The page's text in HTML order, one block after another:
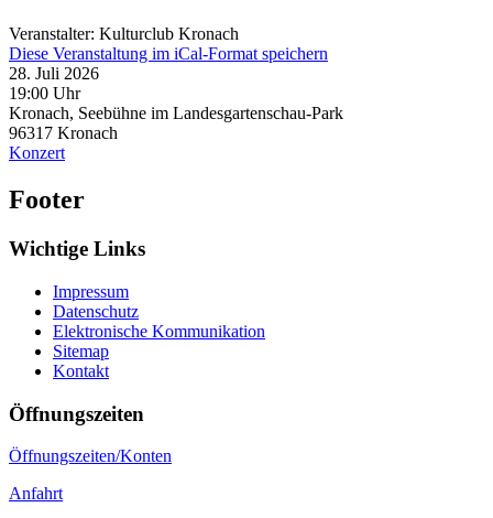
Veranstalter: Kulturclub Kronach
Diese Veranstaltung im iCal-Format speichern
28. Juli 2026
19:00 Uhr
Kronach, Seebühne im Landesgartenschau-Park
96317 Kronach
Konzert
Footer
Wichtige Links
Impressum
Datenschutz
Elektronische Kommunikation
Sitemap
Kontakt
Öffnungszeiten
Öffnungszeiten/Konten
Anfahrt